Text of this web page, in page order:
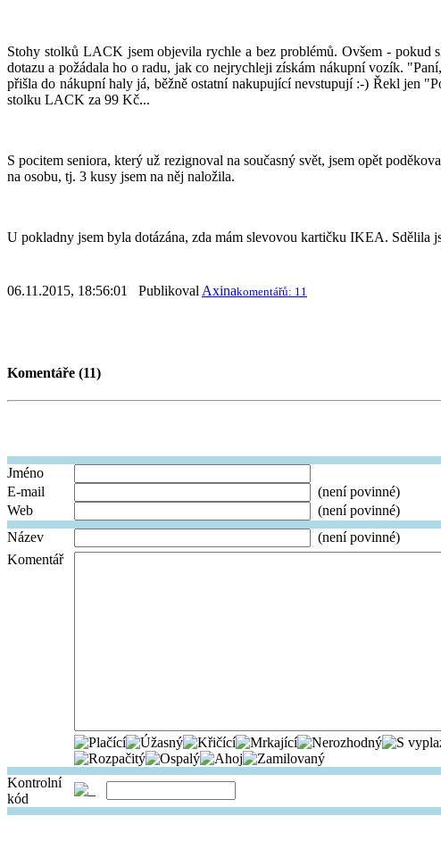
Stohy stolků LACK jsem objevila rychle a bez problémů. Ovšem - pokud
dotazu a požádala ho o radu, jak co nejrychleji získám nákupní vozík.
přišla do nákupní haly já, běžně ostatní nakupující nevstupují :-) Řekl jen
stolku LACK za 99 Kč...
S pocitem seniora, který už rezignoval na současný svět, jsem opět
na osobu, tj. 3 kusy jsem na něj naložila.
U pokladny jsem byla dotázána, zda mám slevovou kartičku IKEA. Sdělila
06.11.2015, 18:56:01 PublikovalAxinakomentářů: 11
Komentáře (11)
Jméno
E-mail
(není povinné)
Web
(není povinné)
Název
(není povinné)
Komentář
Kontrolní
kód